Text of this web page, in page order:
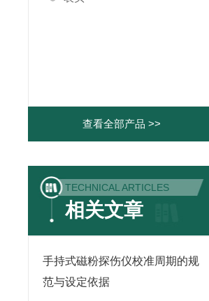
查看全部产品 >>
TECHNICAL ARTICLES
相关文章
手持式磁粉探伤仪校准周期的规
范与设定依据